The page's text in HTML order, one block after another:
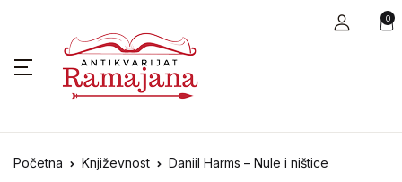
0
Početna Književnost Daniil Harms – Nule i ništice